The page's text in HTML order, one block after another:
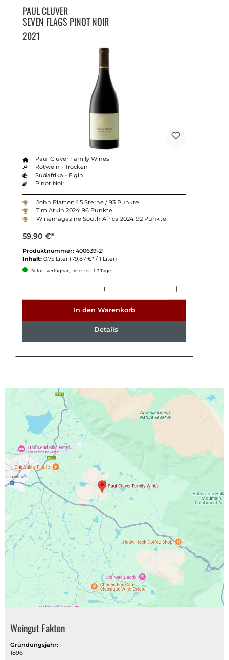
PAUL CLUVER
SEVEN FLAGS PINOT NOIR
2021
Paul Clüver Family Wines
Rotwein - Trocken
Südafrika - Elgin
Pinot Noir
John Platter: 4.5 Sterne / 93 Punkte
Tim Atkin 2024: 96 Punkte
Winemagazine South Africa 2024: 92 Punkte
59,90 €*
Produktnummer: 400639-21
Inhalt: 0.75 Liter (79,87 €* / 1 Liter)
Sofort verfügbar, Lieferzeit: 1-3 Tage
In den Warenkorb
Details
Weingut Fakten
Gründungsjahr:
1896